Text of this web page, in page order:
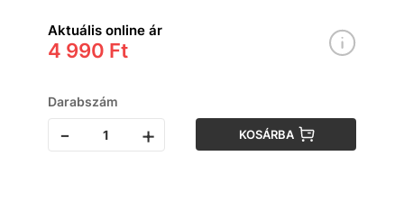
Aktuális online ár
4 990 Ft
Darabszám
- + KOSÁRBA